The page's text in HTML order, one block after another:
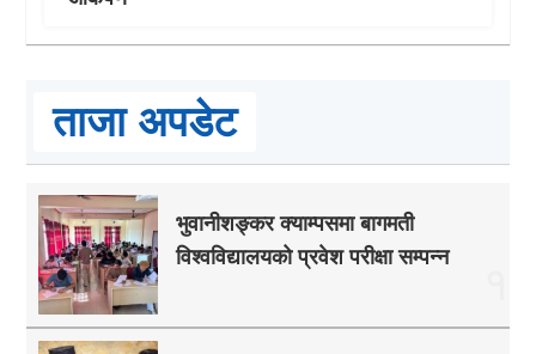
ताजा अपडेट
भुवानीशङ्कर क्याम्पसमा बागमती
विश्वविद्यालयको प्रवेश परीक्षा सम्पन्न